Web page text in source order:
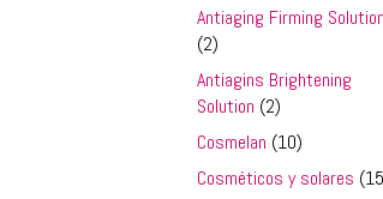
Antiaging Firming Solution
22
productos
Antiagins Brightening
Solution 22
productos
Cosmelan 1010
productos
Cosméticos y solares